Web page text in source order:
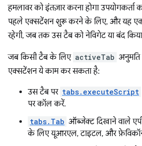
हमलावर को इंतज़ार करना होगा उपयोगकर्ता
पहले एक्सटेंशन शुरू करने के लिए, और यह
रहेगी, जब तक उस टैब को नेविगेट या बंद
जब किसी टैब के लिए activeTab अनुमति
एक्सटेंशन ये काम कर सकता है:
उस टैब पर tabs.executeScript
पर कॉल करें.
tabs.Tab ऑब्जेक्ट दिखाने वाले
के लिए यूआरएल, टाइटल, और